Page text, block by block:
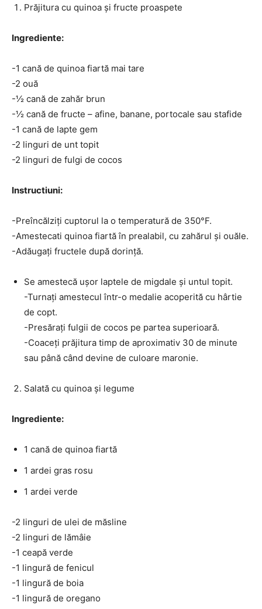
Prăjitura cu quinoa și fructe proaspete
Ingrediente:
-1 cană de quinoa fiartă mai tare
-2 ouă
-½ cană de zahăr brun
-½ cană de fructe – afine, banane, portocale sau stafide
-1 cană de lapte gem
-2 linguri de unt topit
-2 linguri de fulgi de cocos
Instructiuni:
-Preîncălziți cuptorul la o temperatură de 350°F.
-Amestecati quinoa fiartă în prealabil, cu zahărul și ouăle.
-Adăugați fructele după dorință.
Se amestecă ușor laptele de migdale și untul topit.
-Turnați amestecul într-o medalie acoperită cu hârtie
de copt.
-Presărați fulgii de cocos pe partea superioară.
-Coaceți prăjitura timp de aproximativ 30 de minute
sau până când devine de culoare maronie.
Salată cu quinoa și legume
Ingrediente:
1 cană de quinoa fiartă
1 ardei gras rosu
1 ardei verde
-2 linguri de ulei de măsline
-2 linguri de lămâie
-1 ceapă verde
-1 lingură de fenicul
-1 lingură de boia
-1 lingură de oregano